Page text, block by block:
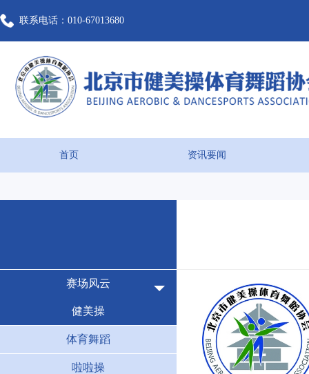
联系电话：010-67013680
首页 资讯要闻
赛场风云
健美操
体育舞蹈
啦啦操